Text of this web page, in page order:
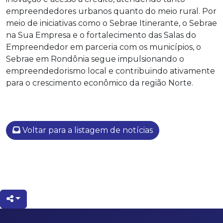
empreendedores urbanos quanto do meio rural. Por
meio de iniciativas como o Sebrae Itinerante, o Sebrae
na Sua Empresa e o fortalecimento das Salas do
Empreendedor em parceria com os municípios, o
Sebrae em Rondônia segue impulsionando o
empreendedorismo local e contribuindo ativamente
para o crescimento econômico da região Norte.
Voltar para a listagem de notícias